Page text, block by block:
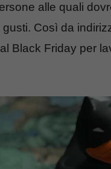
alle quali
Così da
Black Friday per